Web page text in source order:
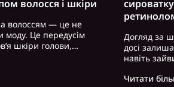
волосся і шкіри
волоссям — це не
Це передусім
шкіри голови,
які часто
Догляд за
досі
навіть
косметику.
Читати